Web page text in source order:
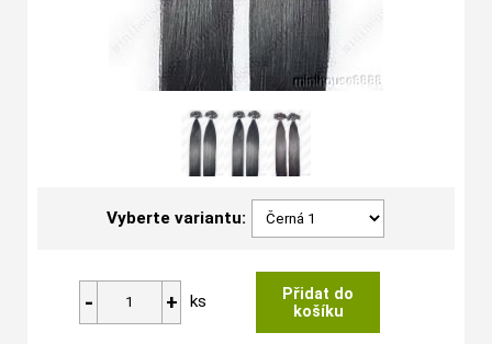
Vyberte variantu:
ks